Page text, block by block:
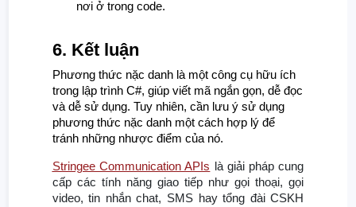
nơi ở trong code.
6. Kết luận
Phương thức nặc danh là một công cụ hữu ích
trong lập trình C#, giúp viết mã ngắn gọn, dễ đọc
và dễ sử dụng. Tuy nhiên, cần lưu ý sử dụng
phương thức nặc danh một cách hợp lý để
tránh những nhược điểm của nó.
Stringee Communication APIs là giải pháp cung
cấp các tính năng giao tiếp như gọi thoại, gọi
video, tin nhắn chat, SMS hay tổng đài CSKH